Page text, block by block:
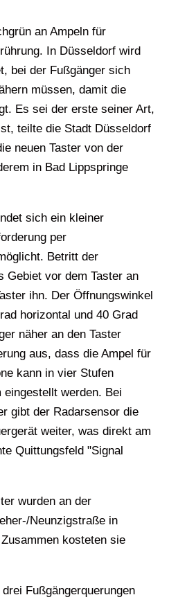
an Ampeln für
In Düsseldorf wird
bei der Fußgänger sich
müssen, damit die
Es sei der erste seiner Art,
teilte die Stadt Düsseldorf
neuen Taster von der
in Bad Lippspringe
sich ein kleiner
per
Betritt der
Gebiet vor dem Taster an
ihn. Der Öffnungswinkel
horizontal und 40 Grad
näher an den Taster
aus, dass die Ampel für
kann in vier Stufen
werden. Bei
gibt der Radarsensor die
weiter, was direkt am
Quittungsfeld "Signal
wurden an der
Neunzigstraße in
kosteten sie
Fußgängerquerungen